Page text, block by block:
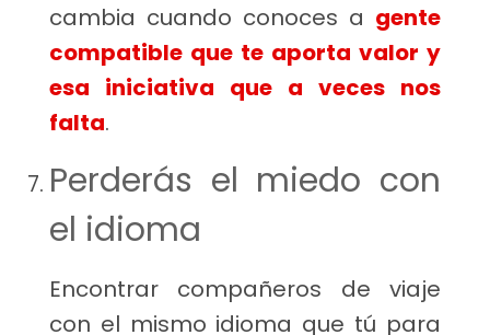
cambia cuando conoces a gente
compatible que te aporta valor y
esa iniciativa que a veces nos
falta.
Perderás el miedo con
el idioma
Encontrar compañeros de viaje
con el mismo idioma que tú para